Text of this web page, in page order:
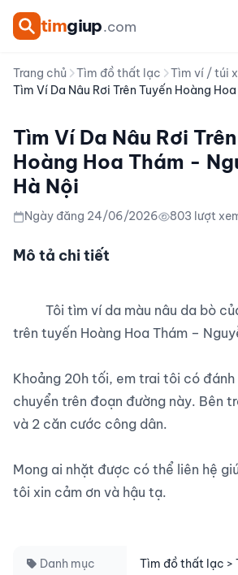
timgiup.com
Trang chủ Tìm đồ thất lạc
Tìm ví / túi
Tìm Ví Da Nâu Rơi Trên Tuyến Hoàng
Tìm Ví Da Nâu Rơi
Hoàng Hoa Thám -
Hà Nội
Ngày đăng 24/06/2026 803 lượt
Mô tả chi tiết
trên tuyến Hoàng Hoa Thám –
Khoảng 20h tối, em trai tôi có
chuyển trên đoạn đường này. Bên
và 2 căn cước công dân.
Mong ai nhặt được có thể liên hệ
tôi xin cảm ơn và hậu tạ.
Danh mục Tìm đồ thất lạc >